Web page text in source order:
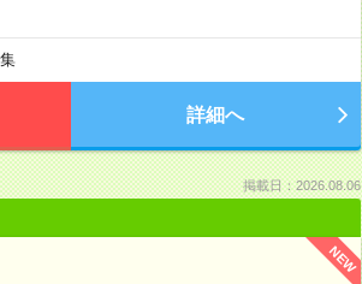
詳細へ
掲載日：2026.08.06
NEW